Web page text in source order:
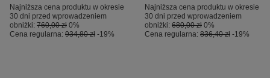
Najniższa cena produktu w okresie
30 dni przed wprowadzeniem
obniżki: 760,00 zł 0%
Cena regularna: 934,80 zł -19%
Najniższa cena produktu w okresie
30 dni przed wprowadzeniem
obniżki: 680,00 zł 0%
Cena regularna: 836,40 zł -19%